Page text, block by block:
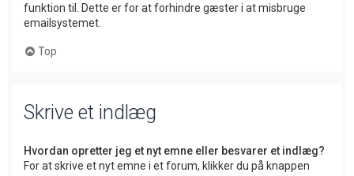
funktion til. Dette er for at forhindre gæster i at misbruge
emailsystemet.
Top
Skrive et indlæg
Hvordan opretter jeg et nyt emne eller besvarer et indlæg?
For at skrive et nyt emne i et forum, klikker du på knappen